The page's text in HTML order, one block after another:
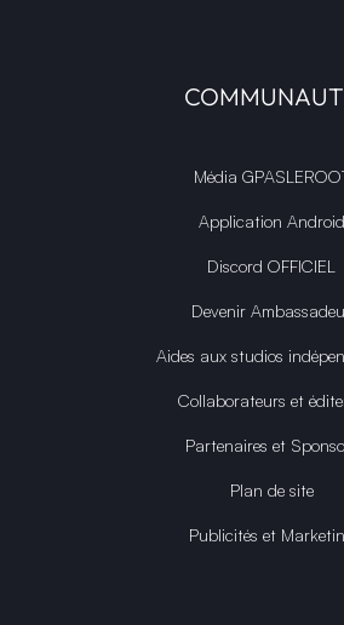
Média
Application Android
Discord OFFICIEL
Devenir
Aides aux studios
Collaborateurs et
Partenaires et
Plan de site
Publicités et